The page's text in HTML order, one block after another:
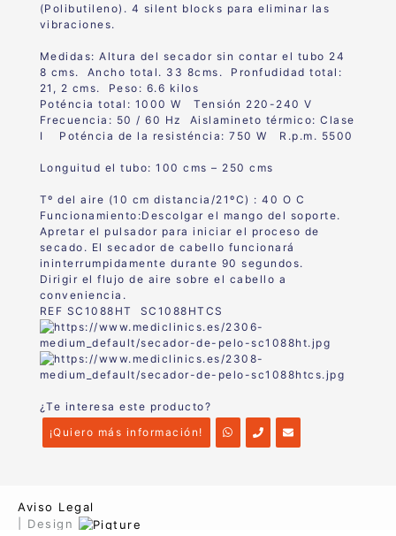
(Polibutileno). 4 silent blocks para eliminar las
vibraciones.
Medidas: Altura del secador sin contar el tubo 24
8 cms. Ancho total. 33 8cms. Pronfudidad total:
21, 2 cms. Peso: 6.6 kilos
Poténcia total: 1000 W Tensión 220-240 V
Frecuencia: 50 / 60 Hz Aislamineto térmico: Clase
I Poténcia de la resisténcia: 750 W R.p.m. 5500
Longuitud el tubo: 100 cms – 250 cms
Tº del aire (10 cm distancia/21ºC) : 40 O C
Funcionamiento:Descolgar el mango del soporte.
Apretar el pulsador para iniciar el proceso de
secado. El secador de cabello funcionará
ininterrumpidamente durante 90 segundos.
Dirigir el flujo de aire sobre el cabello a
conveniencia.
REF SC1088HT SC1088HTCS
¿Te interesa este producto?
¡Quiero más información!
Aviso Legal
| Design